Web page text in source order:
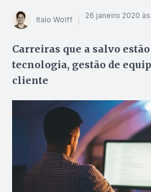
Italo Wolff 26 janeiro 2020 às
Carreiras que a salvo
tecnologia, gestão de
cliente